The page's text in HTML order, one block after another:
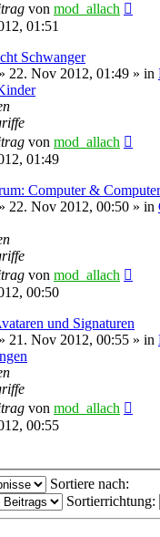
von mod_allach
01:51
Schwanger
» 22. Nov 2012, 01:49 » in
von mod_allach
01:49
Computer &
» 22. Nov 2012, 00:50 » in
von mod_allach
00:50
und Signaturen
» 21. Nov 2012, 00:55 » in
von mod_allach
00:55
Sortiere nach:
Sortierrichtung: